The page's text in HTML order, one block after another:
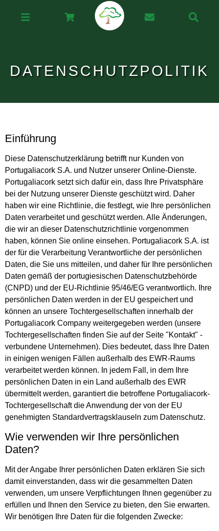
DATENSCHUTZPOLITIK
Einführung
Diese Datenschutzerklärung betrifft nur Kunden von
Portugaliacork S.A. und Nutzer unserer Online-Dienste.
Portugaliacork setzt sich dafür ein, dass Ihre Privatsphäre
bei der Nutzung unserer Dienste geschützt wird. Daher
haben wir eine Richtlinie, die festlegt, wie Ihre persönlichen
Daten verarbeitet und geschützt werden. Alle Änderungen,
die wir an dieser Datenschutzrichtlinie vorgenommen
haben, können Sie online einsehen. Portugaliacork S.A. ist
der für die Verarbeitung Verantwortliche der persönlichen
Daten, die Sie uns mitteilen, und daher für Ihre persönlichen
Daten gemäß der portugiesischen Datenschutzbehörde
(CNPD) und der EU-Richtlinie 95/46/EG verantwortlich. Ihre
persönlichen Daten werden in der EU gespeichert und
können an unsere Tochtergesellschaften innerhalb der
Portugaliacork Company weitergegeben werden (unsere
Tochtergesellschaften finden Sie auf der Seite "Kontakt" -
verbundene Unternehmen). Dies bedeutet, dass Ihre Daten
in einigen wenigen Fällen außerhalb des EWR-Raums
verarbeitet werden können. In jedem Fall, in dem Ihre
persönlichen Daten in ein Land außerhalb des EWR
übermittelt werden, garantiert die betroffene Portugaliacork-
Tochtergesellschaft die Anwendung der von der EU
genehmigten Standardvertragsklauseln zum Datenschutz.
Wie verwenden wir Ihre persönlichen
Daten?
Mit der Angabe Ihrer persönlichen Daten erklären Sie sich
damit einverstanden, dass wir die gesammelten Daten
verwenden, um unsere Verpflichtungen Ihnen gegenüber zu
erfüllen und Ihnen den Service zu bieten, den Sie erwarten.
Wir benötigen Ihre Daten für die folgenden Zwecke: